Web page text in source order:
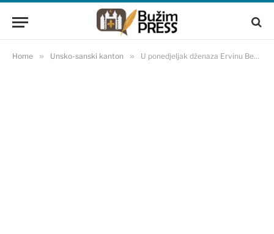
Home » Unsko-sanski kanton » U ponedjeljak dženaza Ervinu Begiću iz Cazina